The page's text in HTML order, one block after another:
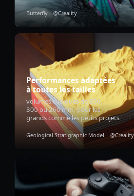
Butterfly @Creality
Performances adaptées
à toutes les tailles
volumes cubiques de 350,
300 ou 260 mm, pour les
grands comme les petits projets
Geological Stratigraphic Model @Creality